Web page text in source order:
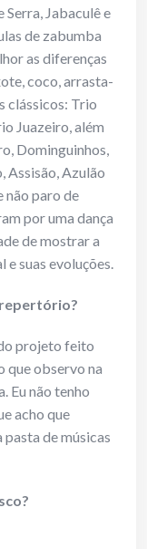
Jabaculê e
de zabumba
as diferenças
coco, arrasta-
clássicos: Trio
Juazeiro, além
Dominguinhos,
Assisão, Azulão
não paro de
por uma dança
de mostrar a
e suas evoluções.
repertório?
projeto feito
que observo na
Eu não tenho
acho que
de músicas